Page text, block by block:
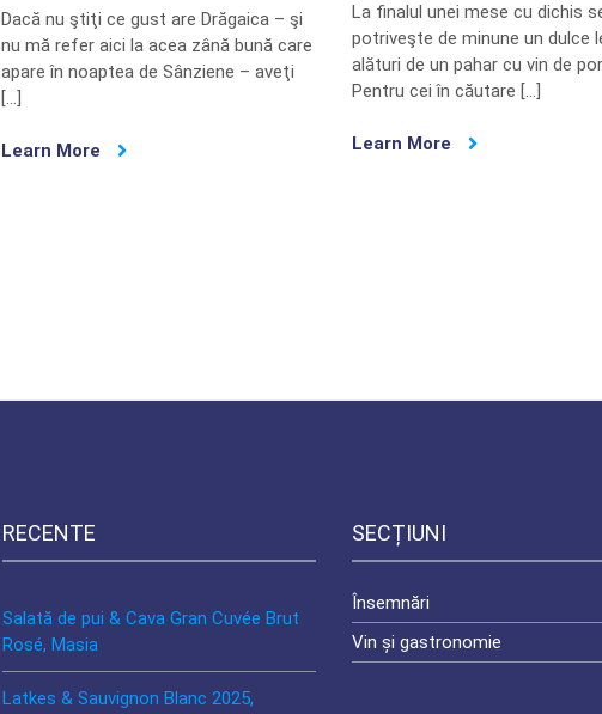
Dacă nu ştiţi ce gust are Drăgaica – şi
nu mă refer aici la acea zână bună care
apare în noaptea de Sânziene – aveţi
[…]
Learn More
La finalul unei mese cu dichis
potriveşte de minune un dulce
alături de un pahar cu vin de
Pentru cei în căutare […]
Learn More
RECENTE
Salată de pui & Cava Gran Cuvée Brut
Rosé, Masia
Latkes & Sauvignon Blanc 2025,
SECȚIUNI
Însemnări
Vin și gastronomie